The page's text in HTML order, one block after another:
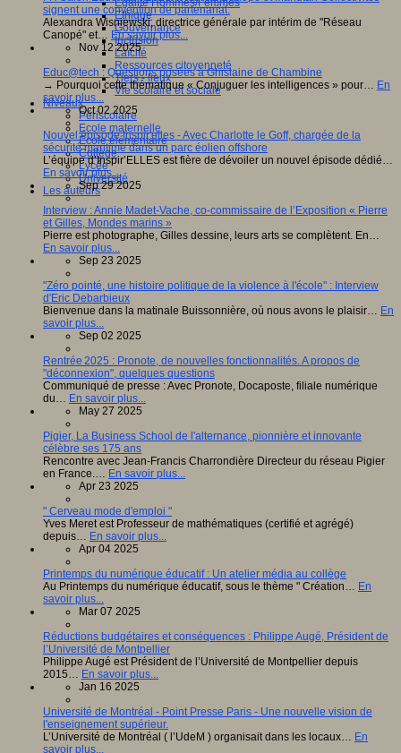
Egalité Hommes/Femmes
Ethique
Gouvernance
Inclusion
Laïcité
Ressources citoyenneté
Tiers - lieux
Vie scolaire et sociale
Niveaux
Périscolaire
Ecole maternelle
Ecole élémentaire
Collège
Lycée
Université
Les auteurs
signent une convention de partenariat.
Alexandra Wisniewski, directrice générale par intérim de "Réseau
Canopé" et… En savoir plus...
Nov 12 2025
Educ@tech : Questions posées à Ghislaine de Chambine
→ Pourquoi cette thématique « Conjuguer les intelligences » pour… En
savoir plus...
Oct 02 2025
Nouvel épisode Inspir'elles - Avec Charlotte le Goff, chargée de la
sécurité maritime dans un parc éolien offshore
L’équipe d’Inspir’ELLES est fière de dévoiler un nouvel épisode dédié…
En savoir plus...
Sep 29 2025
Interview : Annie Madet-Vache, co-commissaire de l’Exposition « Pierre
et Gilles, Mondes marins »
Pierre est photographe, Gilles dessine, leurs arts se complètent. En…
En savoir plus...
Sep 23 2025
"Zéro pointé, une histoire politique de la violence à l'école" : Interview
d'Eric Debarbieux
Bienvenue dans la matinale Buissonnière, où nous avons le plaisir… En
savoir plus...
Sep 02 2025
Rentrée 2025 : Pronote, de nouvelles fonctionnalités. A propos de
"déconnexion", quelques questions
Communiqué de presse : Avec Pronote, Docaposte, filiale numérique
du… En savoir plus...
May 27 2025
Pigier, La Business School de l'alternance, pionnière et innovante
célèbre ses 175 ans
Rencontre avec Jean-Francis Charrondière Directeur du réseau Pigier
en France.… En savoir plus...
Apr 23 2025
" Cerveau mode d'emploi "
Yves Meret est Professeur de mathématiques (certifié et agrégé)
depuis… En savoir plus...
Apr 04 2025
Printemps du numérique éducatif : Un atelier média au collège
Au Printemps du numérique éducatif, sous le thème " Création… En
savoir plus...
Mar 07 2025
Réductions budgétaires et conséquences : Philippe Augé, Président de
l’Université de Montpellier
Philippe Augé est Président de l’Université de Montpellier depuis
2015… En savoir plus...
Jan 16 2025
Université de Montréal - Point Presse Paris - Une nouvelle vision de
l'enseignement supérieur.
L’Université de Montréal ( l’UdeM ) organisait dans les locaux… En
savoir plus...